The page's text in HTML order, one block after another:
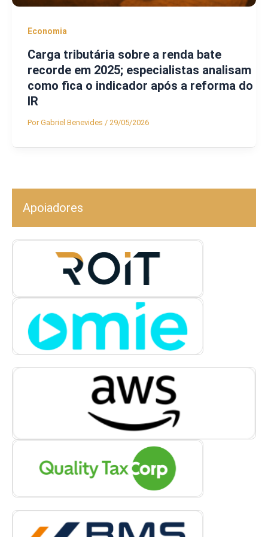
Economia
Carga tributária sobre a renda bate
recorde em 2025; especialistas analisam
como fica o indicador após a reforma do
IR
PorGabriel Benevides / 29/05/2026
Apoiadores